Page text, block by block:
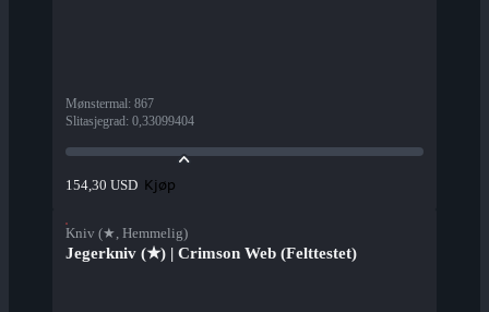
Mønstermal: 867
Slitasjegrad: 0,33099404
154,30 USD Kjøp
Kniv (★, Hemmelig)
Jegerkniv (★) | Crimson Web (Felttestet)